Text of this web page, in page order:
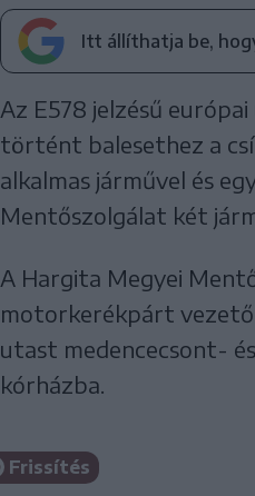
Itt állíthatja be,
Az E578 jelzésű
történt balesethez a
alkalmas járművel és
Mentőszolgálat két
A Hargita Megyei
motorkerékpárt vezető
utast medencecsont-
kórházba.
Frissítés